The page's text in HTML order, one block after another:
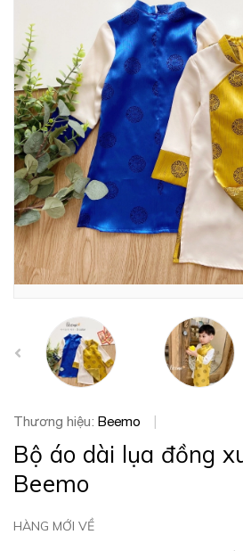
prev
Thương hiệu: Beemo
Bộ áo dài lụa đồng
Beemo
HÀNG MỚI VỀ